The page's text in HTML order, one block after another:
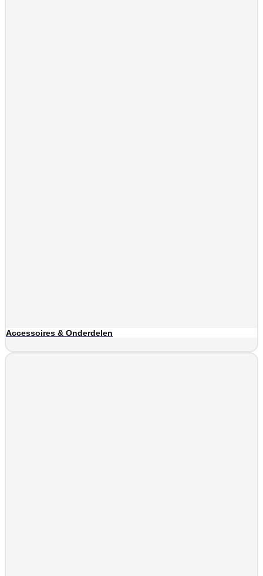
Accessoires & Onderdelen